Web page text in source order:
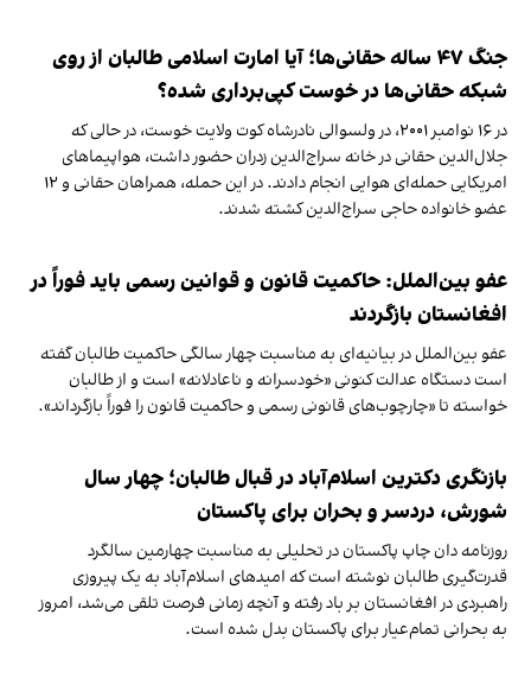
جنگ ۴۷ ساله حقانی‌ها؛ آیا امارت اسلامی طالبان از روی
شبکه حقانی‌ها در خوست کپی‌برداری شده؟
در ۱۶ نوامبر ۲۰۰۱، در ولسوالی نادرشاه کوت ولایت خوست، در حالی که
جلال‌الدین حقانی در خانه سراج‌الدین زدران حضور داشت، هواپیماهای
امریکایی حمله‌ای هوایی انجام دادند. در این حمله، همراهان حقانی و ۱۲
عضو خانواده حاجی سراج‌الدین کشته شدند.
عفو بین‌الملل: حاکمیت قانون و قوانین رسمی باید فوراً در
افغانستان بازگردند
عفو بین‌الملل در بیانیه‌ای به مناسبت چهار سالگی حاکمیت طالبان گفته
است دستگاه عدالت کنونی «خودسرانه و ناعادلانه» است و از طالبان
خواسته تا «چارچوب‌های قانونی رسمی و حاکمیت قانون را فوراً بازگرداند».
بازنگری دکترین اسلام‌آباد در قبال طالبان؛ چهار سال
شورش، دردسر و بحران برای پاکستان
روزنامه دان چاپ پاکستان در تحلیلی به مناسبت چهارمین سالگرد
قدرت‌گیری طالبان نوشته است که امیدهای اسلام‌آباد به یک پیروزی
راهبردی در افغانستان بر باد رفته و آنچه زمانی فرصت تلقی می‌شد، امروز
به بحرانی تمام‌عیار برای پاکستان بدل شده است.